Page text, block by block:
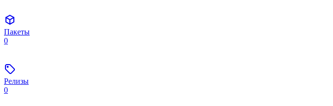
Пакеты
0
Релизы
0